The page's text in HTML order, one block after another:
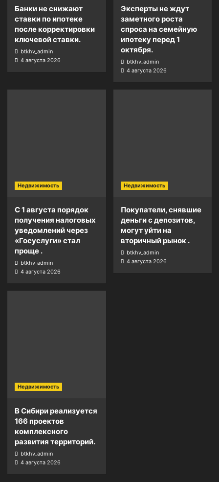
Банки не снижают
ставки по ипотеке
после корректировки
ключевой ставки.
btkhv_admin
4 августа 2026
Эксперты не ждут
заметного роста
спроса на семейную
ипотеку перед 1
октября.
btkhv_admin
4 августа 2026
Недвижимость
С 1 августа порядок
получения налоговых
уведомлений через
«Госуслуги» стал
проще .
btkhv_admin
4 августа 2026
Недвижимость
Покупатели, снявшие
деньги с депозитов,
могут уйти на
вторичный рынок .
btkhv_admin
4 августа 2026
Недвижимость
В Сибири реализуется
166 проектов
комплексного
развития территорий.
btkhv_admin
4 августа 2026